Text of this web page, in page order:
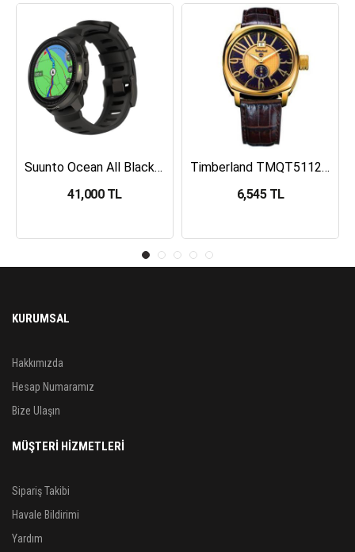
Suunto Ocean All Black Dalış Bilgisayarı SS050982000
41,000 TL
Timberland TMQT5112401 Erkek Kol Saati
6,545 TL
KURUMSAL
Hakkımızda
Hesap Numaramız
Bize Ulaşın
MÜŞTERİ HİZMETLERİ
Sipariş Takibi
Havale Bildirimi
Yardım